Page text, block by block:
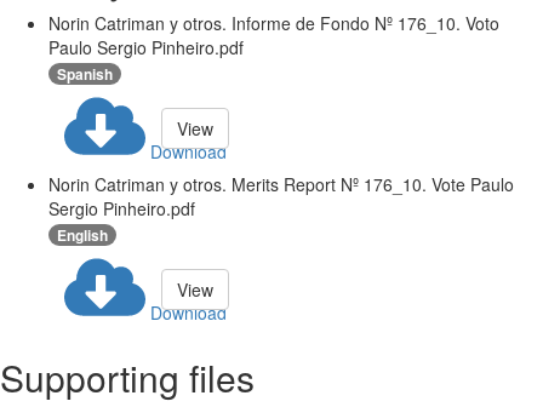
Norin Catriman y otros. Informe de Fondo Nº 176_10. Voto
Paulo Sergio Pinheiro.pdf
Spanish
Download
View
Norin Catriman y otros. Merits Report Nº 176_10. Vote Paulo
Sergio Pinheiro.pdf
English
Download
View
Supporting files